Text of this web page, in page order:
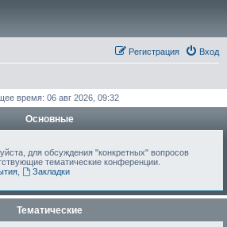
Вход
Регистрация
время: 06 авг 2026, 09:32
Основные
для обсуждения "конкретных" вопросов
тематические конференции.
,
Закладки
Тематические